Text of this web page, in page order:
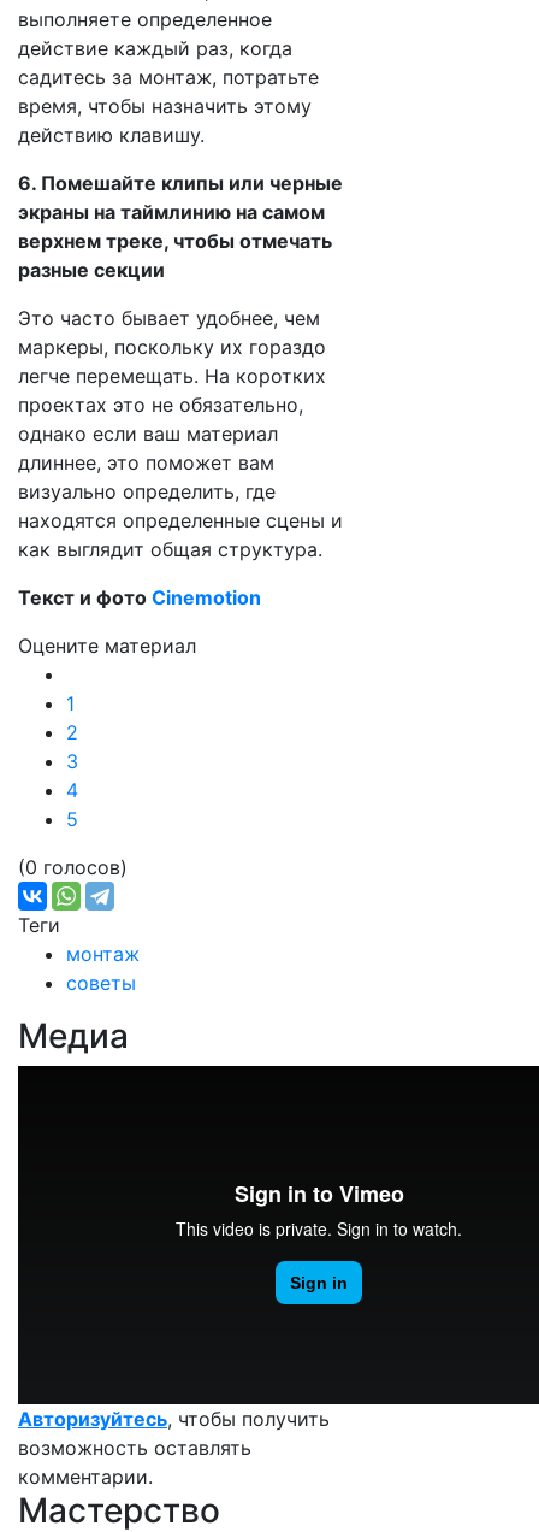
выполняете определенное
действие каждый раз, когда
садитесь за монтаж, потратьте
время, чтобы назначить этому
действию клавишу.
6. Помешайте клипы или черные
экраны на таймлинию на самом
верхнем треке, чтобы отмечать
разные секции
Это часто бывает удобнее, чем
маркеры, поскольку их гораздо
легче перемещать. На коротких
проектах это не обязательно,
однако если ваш материал
длиннее, это поможет вам
визуально определить, где
находятся определенные сцены и
как выглядит общая структура.
Текст и фото Cinemotion
Оцените материал
1
2
3
4
5
(0 голосов)
Теги
монтаж
советы
Медиа
Авторизуйтесь, чтобы получить
возможность оставлять
комментарии.
Мастерство